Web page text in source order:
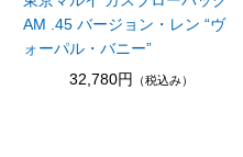
AM .45 バージョン・レン “ヴ
ォーパル・バニー”
32,780円
（税込み）